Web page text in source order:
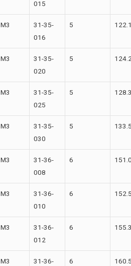
015
М3
31-35-
016
5
М3
31-35-
020
5
М3
31-35-
025
5
М3
31-35-
030
5
М3
31-36-
008
6
М3
31-36-
010
6
М3
31-36-
012
6
М3
31-36-
6